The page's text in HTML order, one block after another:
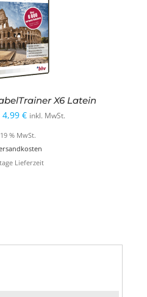
X6 Latein
Ursprünglicher
Preis
war:
9,99 €
4,99 €Aktueller
Preis
ist:
4,99 €.
inkl. MwSt.
% MwSt.
Lieferzeit